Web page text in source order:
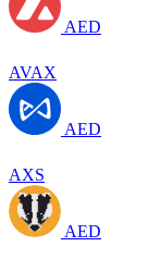
AED
AVAX
AED
AXS
AED